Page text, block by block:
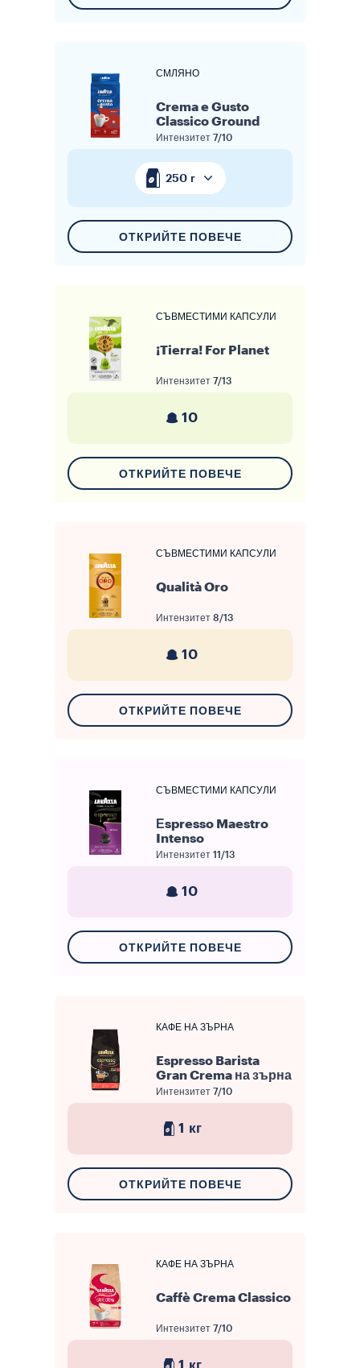
СМЛЯНО
Crema e Gusto
Classico Ground
Интензитет 7/10
250 г
ОТКРИЙТЕ ПОВЕЧЕ
СЪВМЕСТИМИ КАПСУЛИ
¡Tierra! For Planet
Интензитет 7/13
10
ОТКРИЙТЕ ПОВЕЧЕ
СЪВМЕСТИМИ КАПСУЛИ
Qualità Oro
Интензитет 8/13
10
ОТКРИЙТЕ ПОВЕЧЕ
СЪВМЕСТИМИ КАПСУЛИ
Еspresso Maestro
Intenso
Интензитет 11/13
10
ОТКРИЙТЕ ПОВЕЧЕ
КАФЕ НА ЗЪРНА
Espresso Barista
Gran Crema на зърна
Интензитет 7/10
1 кг
ОТКРИЙТЕ ПОВЕЧЕ
КАФЕ НА ЗЪРНА
Caffè Crema Classico
Интензитет 7/10
1 кг